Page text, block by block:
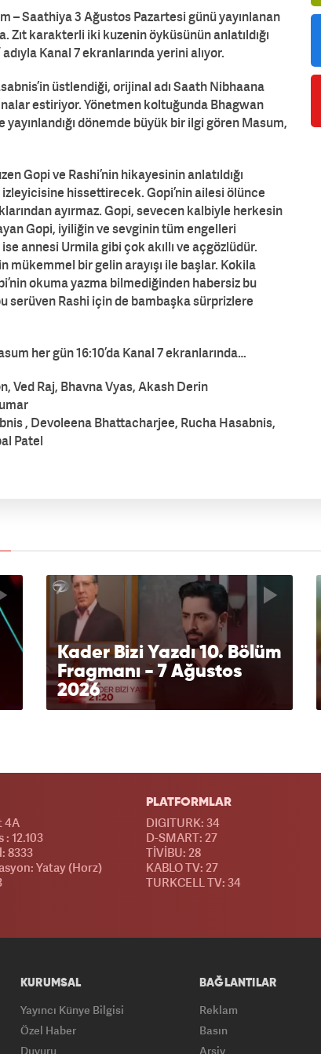
– Saathiya 3 Ağustos Pazartesi günü yayınlanan
Zıt karakterli iki kuzenin öyküsünün anlatıldığı
Kanal 7 ekranlarında yerini alıyor.
üstlendiği, orijinal adı Saath Nibhaana
estiriyor. Yönetmen koltuğunda Bhagwan
yayınlandığı dönemde büyük bir ilgi gören Masum,
Gopi ve Rashi’nin hikayesinin anlatıldığı
izleyicisine hissettirecek. Gopi’nin ailesi ölünce
ayırmaz. Gopi, sevecen kalbiyle herkesin
Gopi, iyiliğin ve sevginin tüm engelleri
annesi Urmila gibi çok akıllı ve açgözlüdür.
mükemmel bir gelin arayışı ile başlar. Kokila
okuma yazma bilmediğinden habersiz bu
serüven Rashi için de bambaşka sürprizlere
her gün 16:10’da Kanal 7 ekranlarında…
Ved Raj, Bhavna Vyas, Akash Derin
, Devoleena Bhattacharjee, Rucha Hasabnis,
Patel
Kader Bizi Yazdı 10. Bölüm
Fragmanı - 7 Ağustos
2026
4A
: 12.103
8333
Yatay (Horz)
PLATFORMLAR
DIGITURK: 34
D-SMART: 27
TİVİBU: 28
KABLO TV: 27
TURKCELL TV: 34
KURUMSAL
Yayıncı Künye Bilgisi
Özel Haber
Duyuru
BAĞLANTILAR
Reklam
Basın
Arşiv